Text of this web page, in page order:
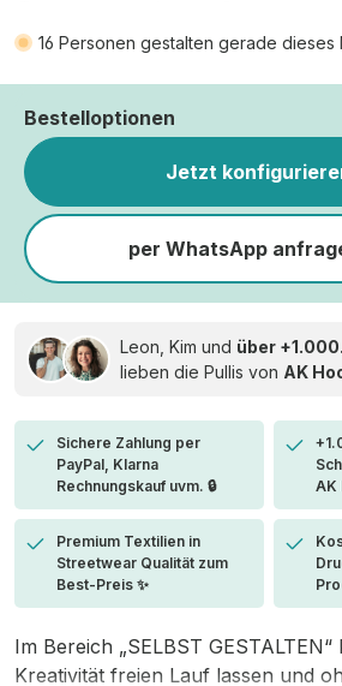
16 Personen gestalten gerade dieses
Bestelloptionen
Jetzt
per WhatsApp
Leon, Kim und über
lieben die Pullis von AK
Sichere Zahlung per
PayPal, Klarna
Rechnungskauf uvm. 🔒
AK
Premium Textilien in
Streetwear Qualität zum
Best-Preis ✨
Im Bereich „SELBST
Kreativität freien Lauf lassen und